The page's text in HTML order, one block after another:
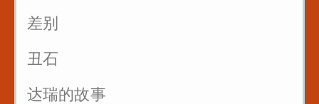
差别
丑石
达瑞的故事